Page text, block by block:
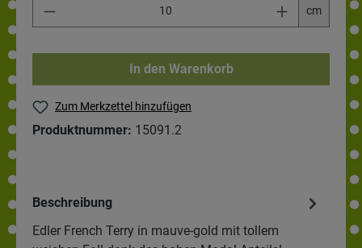
cm
In den Warenkorb
Zum Merkzettel hinzufügen
Produktnummer: 15091.2
Beschreibung
Edler French Terry in mauve-gold mit tollem